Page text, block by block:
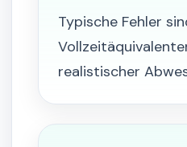
Typische Fehler
realistischer